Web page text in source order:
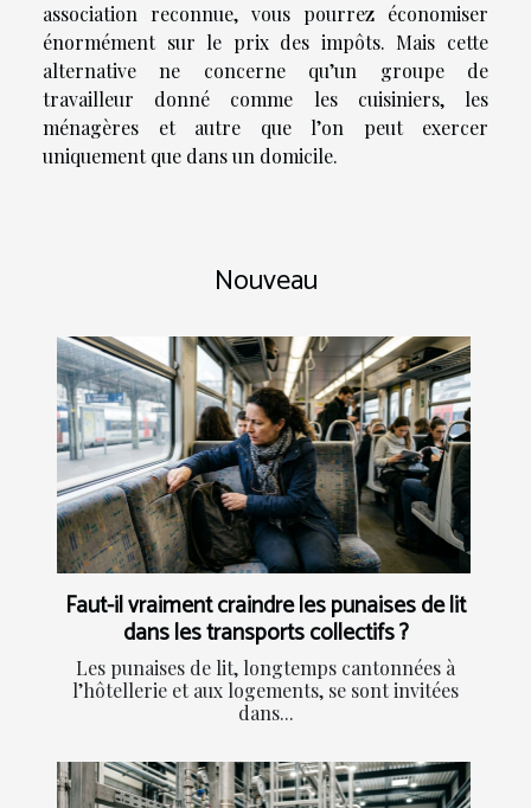
association reconnue, vous pourrez économiser
énormément sur le prix des impôts. Mais cette
alternative ne concerne qu’un groupe de
travailleur donné comme les cuisiniers, les
ménagères et autre que l’on peut exercer
uniquement que dans un domicile.
Nouveau
Faut-il vraiment craindre les punaises de lit
dans les transports collectifs ?
Les punaises de lit, longtemps cantonnées à
l’hôtellerie et aux logements, se sont invitées
dans...